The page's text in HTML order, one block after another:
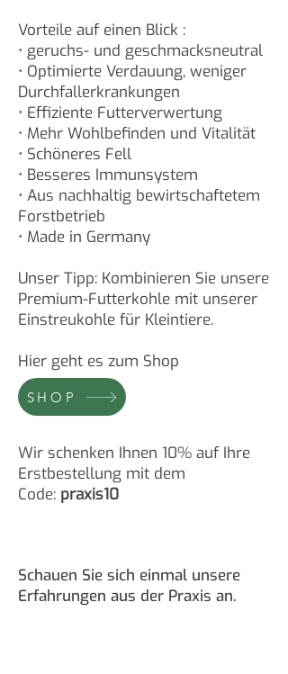
Vorteile auf einen Blick :
• geruchs- und geschmacksneutral
• Optimierte Verdauung, weniger
Durchfallerkrankungen
• Effiziente Futterverwertung
• Mehr Wohlbefinden und Vitalität
• Schöneres Fell
• Besseres Immunsystem
• Aus nachhaltig bewirtschaftetem
Forstbetrieb
• Made in Germany
Unser Tipp: Kombinieren Sie unsere
Premium-Futterkohle mit unserer
Einstreukohle für Kleintiere.
Hier geht es zum Shop
SHOP
Wir schenken Ihnen 10% auf Ihre
Erstbestellung mit dem
Code: praxis10
Schauen Sie sich einmal unsere
Erfahrungen aus der Praxis an.